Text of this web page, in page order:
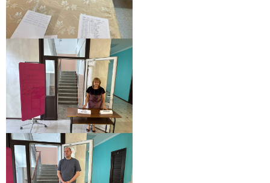
Телефон
Почта
Нажимая кнопку «Отправить», я даю согласие на обработку моих персональных
данных в соответствии с Федеральным законом от 27.07.2006 № 152-ФЗ «О
персональных данных», на условиях и для целей, определенных в
отношении обработки персональных данных.